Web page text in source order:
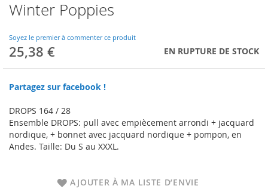
Winter Poppies
Soyez le premier à commenter ce produit
25,38 € EN RUPTURE DE STOCK
Partagez sur facebook !
DROPS 164 / 28
Ensemble DROPS: pull avec empiècement arrondi + jacquard
nordique, + bonnet avec jacquard nordique + pompon, en
Andes. Taille: Du S au XXXL.
AJOUTER À MA LISTE D’ENVIE
Skip
to
beginning
of
the
gallery